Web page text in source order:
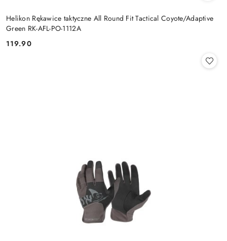
Helikon Rękawice taktyczne All Round Fit Tactical Coyote/Adaptive
Green RK-AFL-PO-1112A
Cena:
119.90